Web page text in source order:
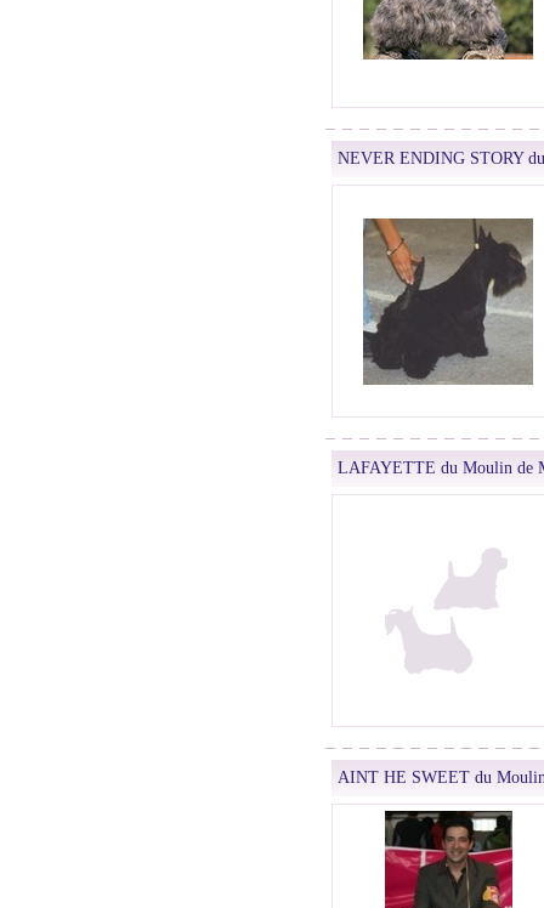
NEVER ENDING STORY
LAFAYETTE du Moulin de
AINT HE SWEET du